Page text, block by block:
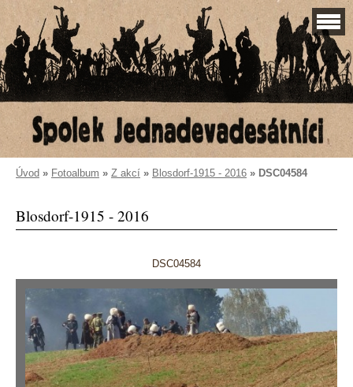
Úvod » Fotoalbum » Z akcí » Blosdorf-1915 - 2016 » DSC04584
Blosdorf-1915 - 2016
DSC04584